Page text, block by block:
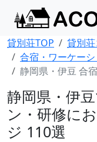
貸別荘TOP
貸別
合宿・ワーケー
静岡県・伊豆 合
静岡県・伊
ン・研修に
ジ 110選